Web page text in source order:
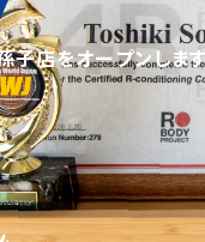
店をオープンします